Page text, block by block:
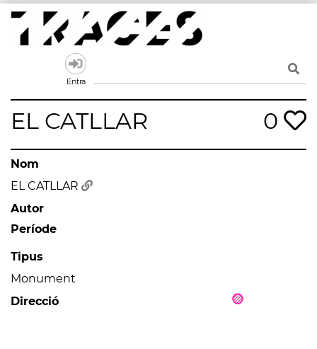
Skip
content
Un mapa de la memòria obert a tothom
Entra
EL CATLLAR 0
Nom
EL CATLLAR
Autor
Període
Tipus
Monument
Direcció